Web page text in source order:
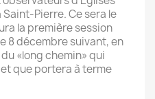
Pierre. Ce sera le
la première session
8 décembre suivant, en
«long chemin» qui
que portera à terme